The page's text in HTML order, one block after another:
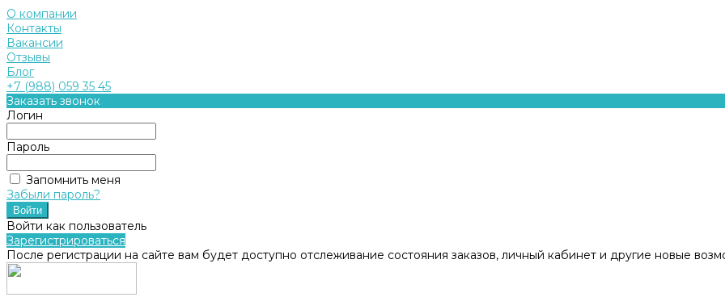
О компании
Контакты
Вакансии
Отзывы
Блог
+7 (988) 059 35 45
Заказать звонок
Логин
Пароль
Запомнить меня
Забыли пароль?
Войти как пользователь
Зарегистрироваться
После регистрации на сайте вам будет доступно отслеживание состояния заказов, личный кабинет и другие новые